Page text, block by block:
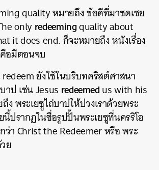
qualityหมายถึง ข้อดีที่มาชดเชย
only redeemingquality about
it does end.ก็จะหมายถึง หนังเรื่อง
อมีตอนจบ
redeemยังใช้ในบริบทคริสต์ศาสนา
าป เช่นJesus redeemedus with his
ง พระเยซูไถ่บาปให้ปวงเราด้วยพระ
ปรากฏในชื่อรูปปั้นพระเยซูที่นครริโอ
ว่าChrist the Redeemerหรือ พระ
ย